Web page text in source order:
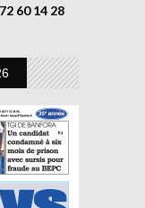
72 60 14 28